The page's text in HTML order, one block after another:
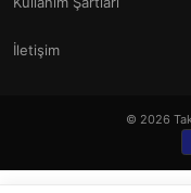
İletişim
© 2026